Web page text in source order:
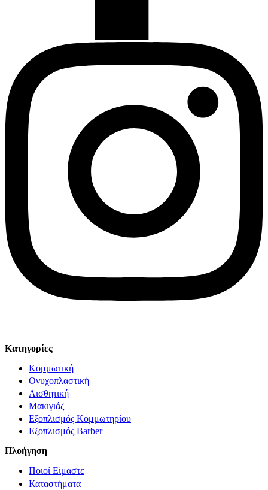
Κατηγορίες
Κομμωτική
Ονυχοπλαστική
Αισθητική
Μακιγιάζ
Εξοπλισμός Κομμωτηρίου
Εξοπλισμός Barber
Πλοήγηση
Ποιοί Είμαστε
Καταστήματα